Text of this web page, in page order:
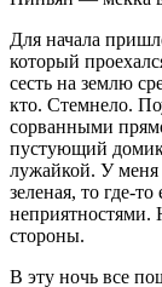
Для начала
который
сесть на землю
кто. Стемнело.
сорванными
пустующий домик
лужайкой. У меня
зеленая, то где-
неприятностями.
стороны.
В эту ночь все